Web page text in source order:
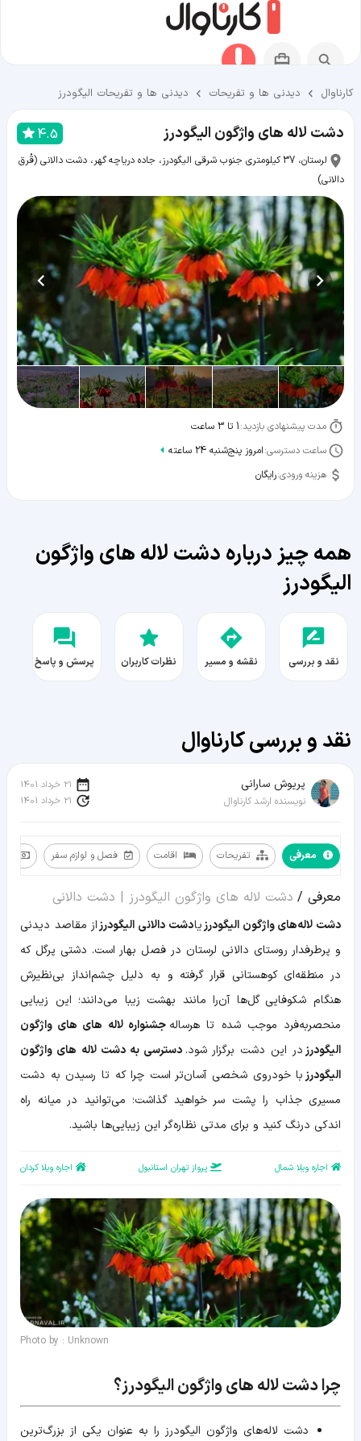
کارناوال دیدنی ها و تفریحات دیدنی ها و تفریحات الیگودرز
دشت لاله ‌های واژگون الیگودرز 4.5
لرستان، 37 کیلومتری جنوب شرقی الیگودرز، جاده دریاچه گهر، دشت دالانی (قُرق
دالانی)
مدت پیشنهادی بازدید:1 تا 3 ساعت
ساعت دسترسی:امروز پنج‌شنبه 24 ساعته
هزینه ورودی:رایگان
همه چیز درباره دشت لاله ‌های واژگون
الیگودرز
نقد و بررسی نقشه و مسیر نظرات کاربران پرسش و پاسخ
نقد و بررسی کارناوال
پریوش سارانی
نویسنده ارشد کارناوال
21 خرداد 1401
21 خرداد 1401
معرفی تفریحات اقامت فصل و لوازم سفر
تفریحات
فصل
لوازم
سفر
مسیر
و
اطلاعات
تکمیلی
معرفی / دشت لاله ‌های واژگون الیگودرز | دشت دالانی
دشت لاله‌های واژگون الیگودرزیادشت دالانی الیگودرزاز مقاصد دیدنی
و پرطرفدار روستای دالانی لرستان در فصل بهار است. دشتی پرگل که
در منطقه‌ای کوهستانی قرار گرفته و به دلیل چشم‌انداز بی‌نظیرش
هنگام شکوفایی گل‌ها آن‌را مانند بهشت زیبا می‌دانند؛ این زیبایی
منحصربه‌فرد موجب شده تا هرساله جشنواره لاله های های واژگون
الیگودرزدر این دشت برگزار شود. دسترسی به دشت لاله های واژگون
الیگودرزبا خودروی شخصی آسان‌تر است چرا که تا رسیدن به دشت
مسیری جذاب را پشت سر خواهید گذاشت؛ می‌توانید در میانه راه
اندکی درنگ کنید و برای مدتی نظاره‌گر این زیبایی‌ها باشید.
اجاره ویلا شمال پرواز تهران استانبول اجاره ویلا کردان
Photo by : Unknown
چرا دشت لاله های واژگون الیگودرز؟
دشت لاله‌های واژگون الیگودرز را به عنوان یکی از بزرگ‌ترین